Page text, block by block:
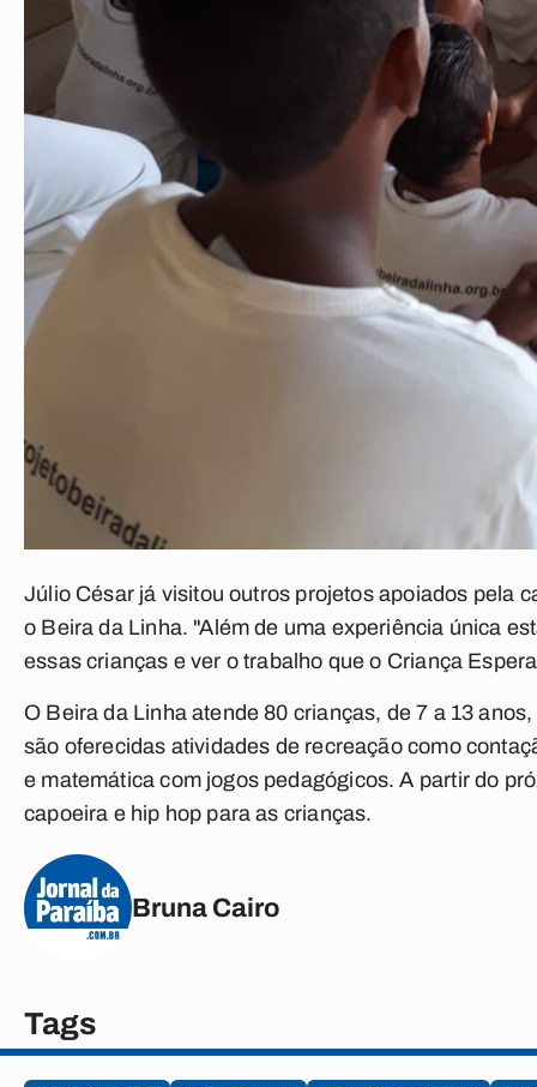
Júlio César já visitou outros projetos apoiados pela
o Beira da Linha. "Além de uma experiência única
essas crianças e ver o trabalho que o Criança
O Beira da Linha atende 80 crianças, de 7 a 13
são oferecidas atividades de recreação como
e matemática com jogos pedagógicos. A partir do
capoeira e hip hop para as crianças.
Bruna Cairo
Tags